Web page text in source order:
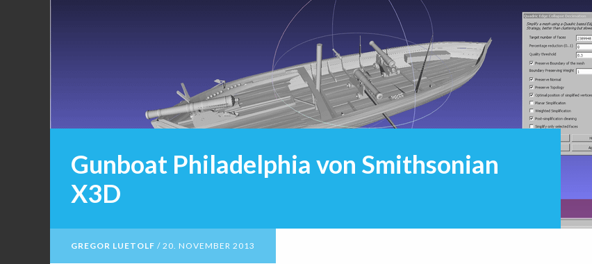
Gunboat Philadelphia von Smithsonian
X3D
GREGOR LUETOLF / 20. NOVEMBER 2013